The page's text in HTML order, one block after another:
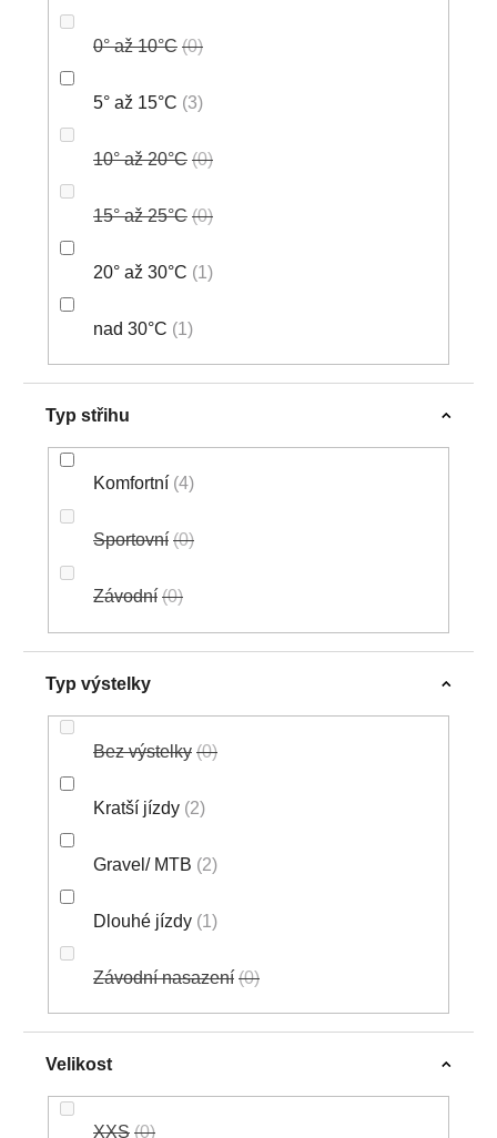
0° až 10°C 0
5° až 15°C 3
10° až 20°C 0
15° až 25°C 0
20° až 30°C 1
nad 30°C 1
Typ střihu
Komfortní 4
Sportovní 0
Závodní 0
Typ výstelky
Bez výstelky 0
Kratší jízdy 2
Gravel/ MTB 2
Dlouhé jízdy 1
Závodní nasazení 0
Velikost
XXS 0